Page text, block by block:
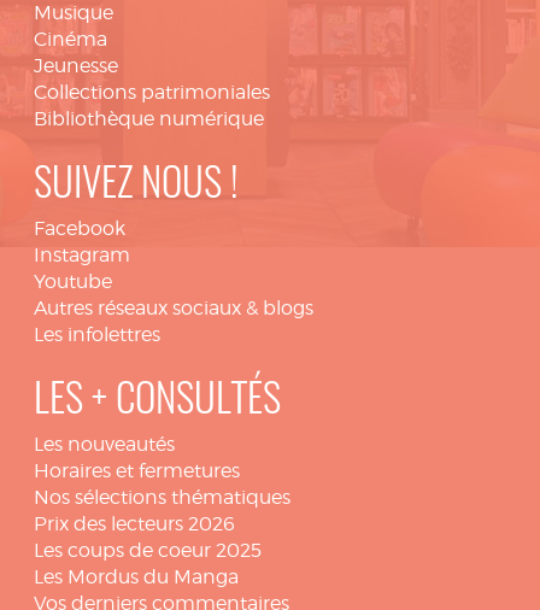
Musique
Cinéma
Jeunesse
Collections patrimoniales
Bibliothèque numérique
SUIVEZ NOUS !
Facebook
Instagram
Youtube
Autres réseaux sociaux & blogs
Les infolettres
LES + CONSULTÉS
Les nouveautés
Horaires et fermetures
Nos sélections thématiques
Prix des lecteurs 2026
Les coups de coeur 2025
Les Mordus du Manga
Vos derniers commentaires